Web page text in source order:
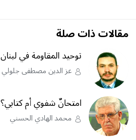
مقالات ذات صلة
توحيد المقاومة في لبنان
عز الدين مصطفى جلولي
امتحانٌ شفوي أم كتابي؟
محمد الهادي الحسني